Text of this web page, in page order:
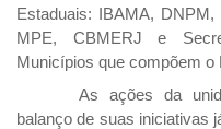
Estaduais: IBAMA,
MPE, CBMERJ e
Municípios que compõem o
As ações da
balanço de suas iniciativas